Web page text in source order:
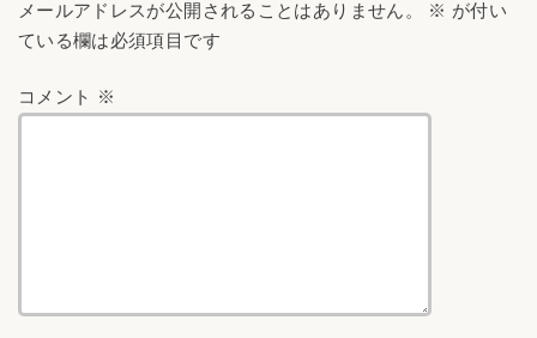
メールアドレスが公開されることはありません。 ※ が付い
ている欄は必須項目です
コメント ※